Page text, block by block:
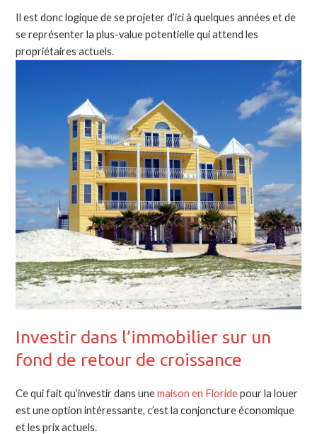
Il est donc logique de se projeter d’ici à quelques années et de
se représenter la plus-value potentielle qui attend les
propriétaires actuels.
Investir dans l’immobilier sur un
fond de retour de croissance
Ce qui fait qu’investir dans unemaison en Floridepour la louer
est une option intéressante, c’est la conjoncture économique
et les prix actuels.